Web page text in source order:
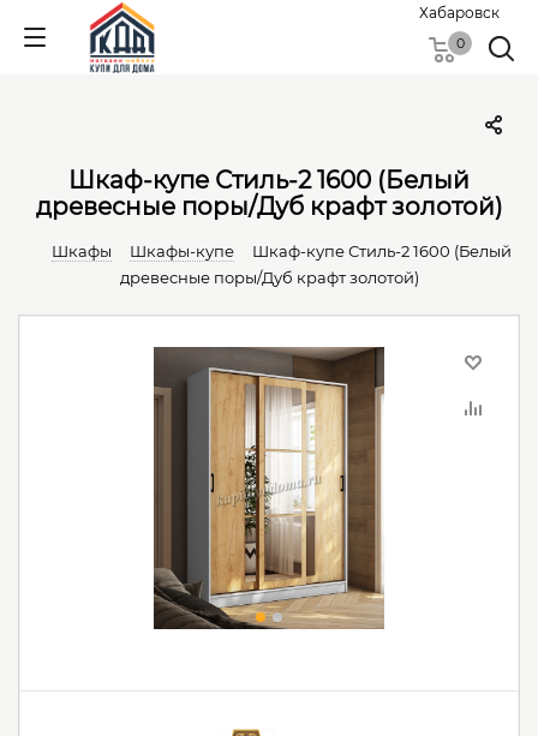
Хабаровск
0
Шкаф-купе Стиль-2 1600 (Белый
древесные поры/Дуб крафт золотой)
Шкафы Шкафы-купе
Шкаф-купе Стиль-2 1600 (Белый
древесные поры/Дуб крафт золотой)